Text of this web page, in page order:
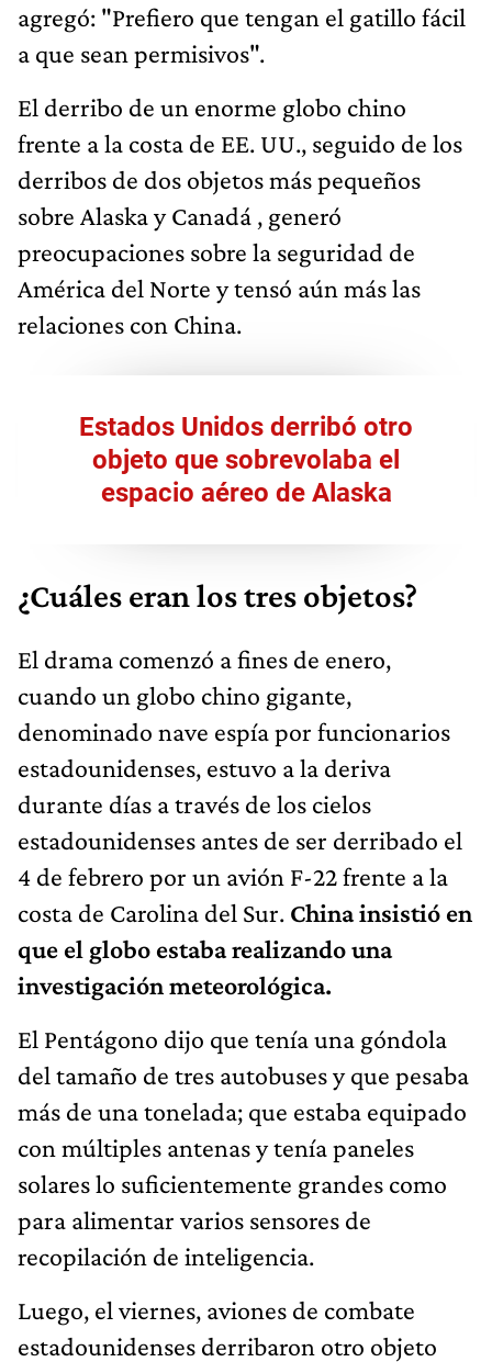
agregó: "Prefiero que tengan el gatillo fácil
a que sean permisivos".
El derribo de un enorme globo chino
frente a la costa de EE. UU., seguido de los
derribos de dos objetos más pequeños
sobre Alaska y Canadá , generó
preocupaciones sobre la seguridad de
América del Norte y tensó aún más las
relaciones con China.
Estados Unidos derribó otro
objeto que sobrevolaba el
espacio aéreo de Alaska
¿Cuáles eran los tres objetos?
El drama comenzó a fines de enero,
cuando un globo chino gigante,
denominado nave espía por funcionarios
estadounidenses, estuvo a la deriva
durante días a través de los cielos
estadounidenses antes de ser derribado el
4 de febrero por un avión F-22 frente a la
costa de Carolina del Sur. China insistió en
que el globo estaba realizando una
investigación meteorológica.
El Pentágono dijo que tenía una góndola
del tamaño de tres autobuses y que pesaba
más de una tonelada; que estaba equipado
con múltiples antenas y tenía paneles
solares lo suficientemente grandes como
para alimentar varios sensores de
recopilación de inteligencia.
Luego, el viernes, aviones de combate
estadounidenses derribaron otro objeto